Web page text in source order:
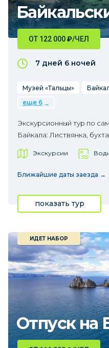
ОТ 122 000₽/ЧЕЛ
7 дней 6 ночей
Музей «Тальцы»
еще 6
Экскурсионный тур по
Байкала: Листвянка,
Экскурсии
Ближайшие даты заезда →
показать тур
Отпуск на
ИДЕТ НАБОР